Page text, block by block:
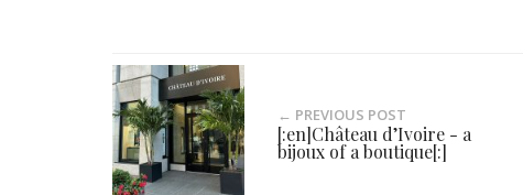
← PREVIOUS POST
[:en]Château d’Ivoire - a
bijoux of a boutique[:]